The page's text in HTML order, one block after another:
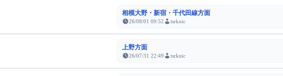
相模大野・新宿・千代田線方面
26/08/01 09:52 tsrknic
上野方面
26/07/31 22:49 tsrknic